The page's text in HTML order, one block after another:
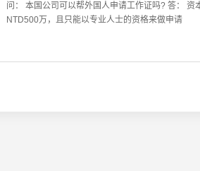
问： 本国公司可以帮外国人申请工作证吗? 答： 资
NTD500万，且只能以专业人士的资格来做申请